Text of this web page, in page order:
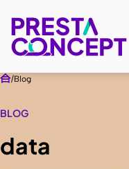
Blog
BLOG
data